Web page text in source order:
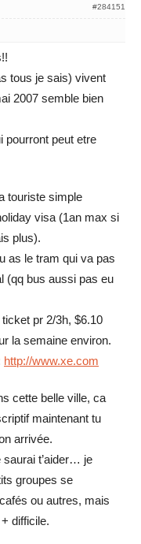
#284151
tous je sais) vivent
2007 semble bien
pourront peut etre
touriste simple
visa (1an max si
plus).
as le tram qui va pas
(qq bus aussi pas eu
pr 2/3h, $6.10
la semaine environ.
http://www.xe.com
cette belle ville, ca
maintenant tu
arrivée.
saurai t’aider… je
groupes se
ou autres, mais
difficile.